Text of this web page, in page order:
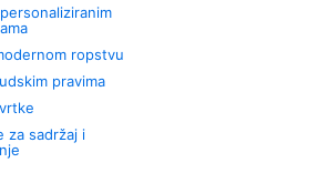
ropstvu
pravima
za sadržaj i